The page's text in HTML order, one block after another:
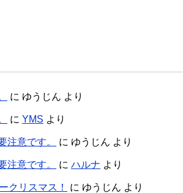
に ゆうじん より
に YMS より
注意です。 に ゆうじん より
注意です。 に ハルナ より
クリスマス！ に ゆうじん より